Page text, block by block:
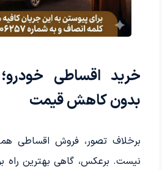
خرید اقساطی
بدون کاهش قیمت
برخلاف تصور، فروش اقساطی
نیست. برعکس، گاهی بهترین راه